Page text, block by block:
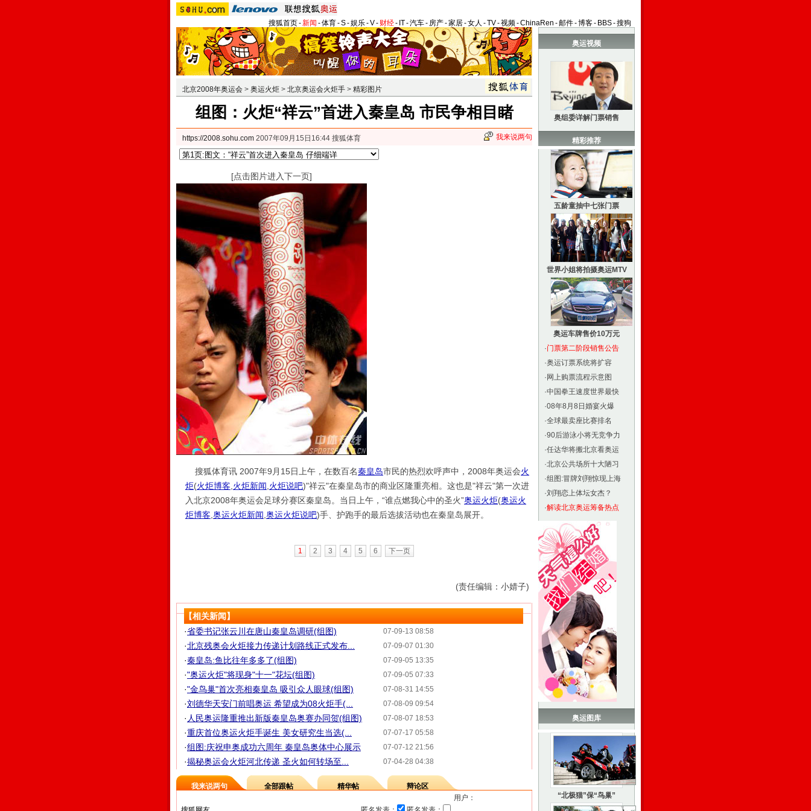
搜狐首页-新闻 -体育-S-娱乐-V- 财经- IT-汽车- 房产-家居-女人 -TV-视频-ChinaRen -邮件-博客- BBS-搜狗
北京2008年奥运会 > 奥运火炬 > 北京奥运会火炬手 > 精彩图片
组图：火炬“祥云”首进入秦皇岛 市民争相目睹
https://2008.sohu.com 2007年09月15日16:44 搜狐体育 我来说两句
[点击图片进入下一页]
搜狐体育讯 2007年9月15日上午，在数百名秦皇岛市民的热烈欢呼声中，2008年奥运会火
炬(火炬博客 火炬新闻 火炬说吧)"祥云"在秦皇岛市的商业区隆重亮相。这也是"祥云"第一次进
入北京2008年奥运会足球分赛区秦皇岛。当日上午，“谁点燃我心中的圣火”奥运火炬(奥运火
炬博客 奥运火炬新闻 奥运火炬说吧)手、护跑手的最后选拔活动也在秦皇岛展开。
1 2 3 4 5 6 下一页
(责任编辑：小婧子)
【相关新闻】
07-09-13 08:58
·省委书记张云川在唐山秦皇岛调研(组图)
07-09-07 01:30
·北京残奥会火炬接力传递计划路线正式发布...
07-09-05 13:35
·秦皇岛:鱼比往年多多了(组图)
07-09-05 07:33
·"奥运火炬"将现身"十一"花坛(组图)
07-08-31 14:55
·"金鸟巢"首次亮相秦皇岛 吸引众人眼球(组图)
07-08-09 09:54
·刘德华天安门前唱奥运 希望成为08火炬手(...
07-08-07 18:53
· 人民奥运隆重推出新版秦皇岛奥赛办同贺(组图)
07-07-17 05:58
·重庆首位奥运火炬手诞生 美女研究生当选(...
07-07-12 21:56
·组图:庆祝申奥成功六周年 秦皇岛奥体中心展示
07-04-28 04:38
·揭秘奥运会火炬河北传递 圣火如何转场至...
我来说两句 全部跟帖 精华帖
辩论区
用户：
奥运视频
奥组委详解门票销售
精彩推荐
五龄童抽中七张门票
世界小姐将拍摄奥运MTV
奥运车牌售价10万元
·门票第二阶段销售公告
·奥运订票系统将扩容
· 网上购票流程示意图
·中国拳王速度世界最快
·08年8月8日婚宴火爆
·全球最卖座比赛排名
·90后游泳小将无竞争力
·任达华将搬北京看奥运
·北京公共场所十大陋习
·组图:冒牌刘翔惊现上海
·刘翔恋上体坛女杰？
·解读北京奥运筹备热点
奥运图库
“北极猫”保“鸟巢”